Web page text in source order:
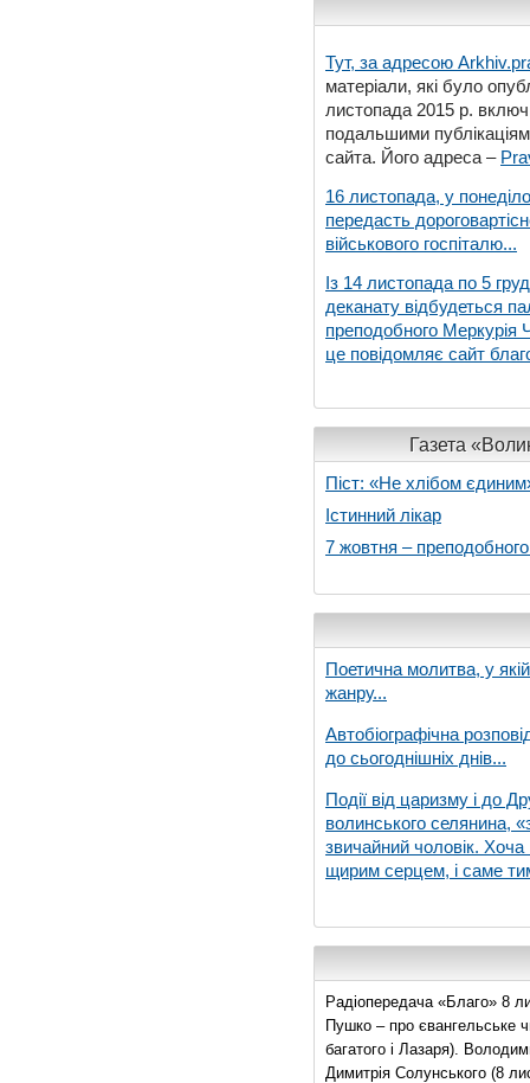
Тут, за адресою
матеріали, які було
листопада 2015 р.
подальшими
сайта. Його адреса –
16 листопада, у
передасть
військового госпіталю...
Із 14 листопада по 5
деканату відбудеться
преподобного Меркурія
це повідомляє сайт
Газета
Піст: «Не хлібом
Істинний лікар
7 жовтня –
Поетична молитва, у
жанру...
Автобіографічна
до сьогоднішніх днів...
Події від царизму і до
волинського селянина,
звичайний чоловік. Хоча
щирим серцем, і саме
Радіопередача «Благо» 8
Пушко – про євангельське
багатого і Лазаря).
Димитрія Солунського (8